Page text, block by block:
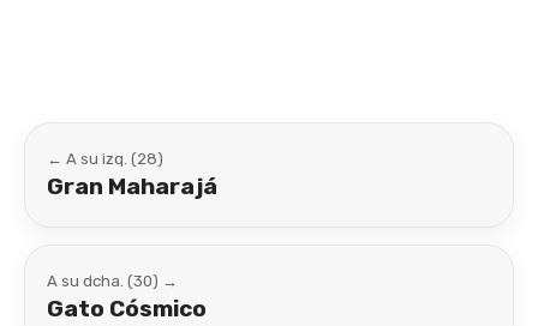
← A su izq. (28)
Gran Maharajá
A su dcha. (30) →
Gato Cósmico